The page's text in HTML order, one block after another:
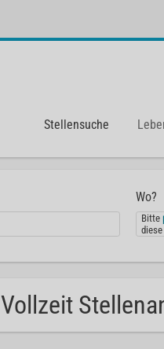
Stellensuche
Wo?
Bitte
Vollzeit